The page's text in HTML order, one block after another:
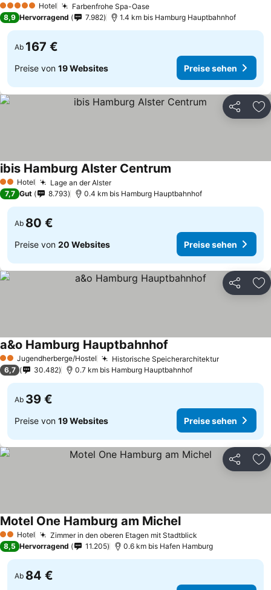
5 Sterne Hotel Farbenfrohe Spa-Oase
8,9 Hervorragend 7.982 1.4 km bis Hamburg Hauptbahnhof
Ab 167 €
Preise von 19 Websites Preise sehen
Teilen
2 Sterne
Hotel Lage an der Alster
ibis Hamburg Alster Centrum
7,7 Gut 8.793 0.4 km bis Hamburg Hauptbahnhof
Ab 80 €
Preise von 20 Websites Preise sehen
Teilen
2 SterneJugendherberge/Hostel Historische Speicherarchitektur
a&o Hamburg Hauptbahnhof
6,7 30.482 0.7 km bis Hamburg Hauptbahnhof
Ab 39 €
Preise von 19 Websites Preise sehen
Teilen
2 Sterne
Hotel Zimmer in den oberen Etagen mit Stadtblick
Motel One Hamburg am Michel
8,5 Hervorragend 11.205 0.6 km bis Hafen Hamburg
Ab 84 €